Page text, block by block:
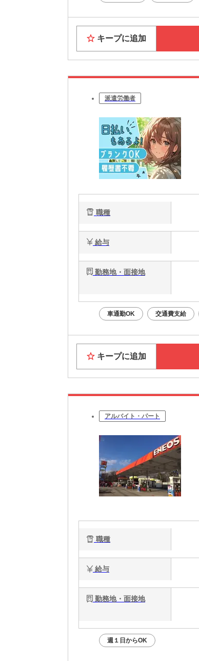
キープに追加
派遣労働者
職種
給与
勤務地・面接地
車通勤OK 交通費支給
キープに追加
アルバイト・パート
職種
給与
勤務地・面接地
週１日からOK